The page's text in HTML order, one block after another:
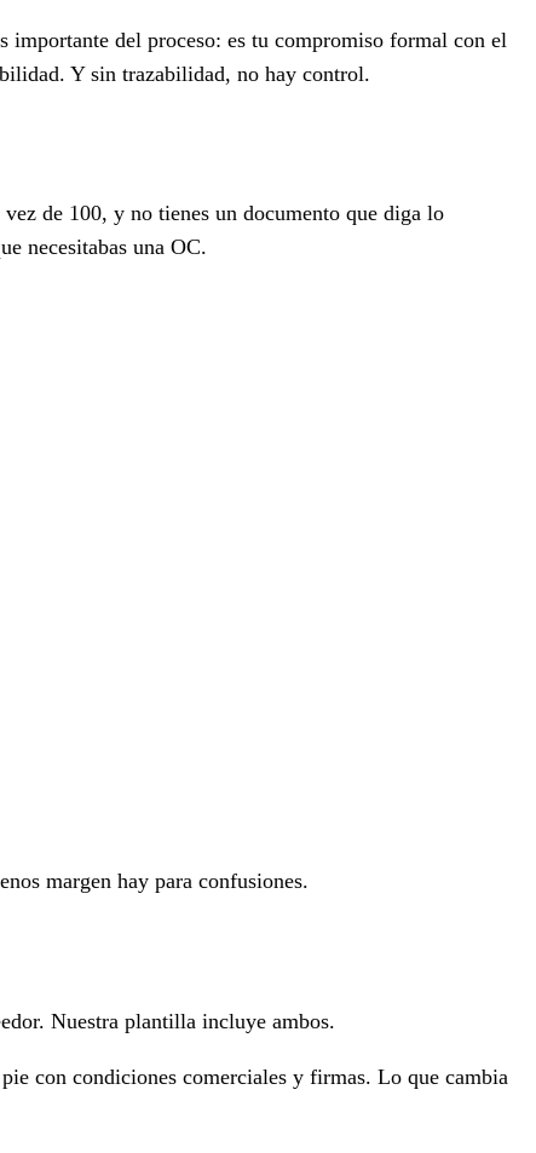
importante del proceso: es tu compromiso formal con el
Y sin trazabilidad, no hay control.
de 100, y no tienes un documento que diga lo
necesitabas una OC.
margen hay para confusiones.
Nuestra plantilla incluye ambos.
con condiciones comerciales y firmas. Lo que cambia